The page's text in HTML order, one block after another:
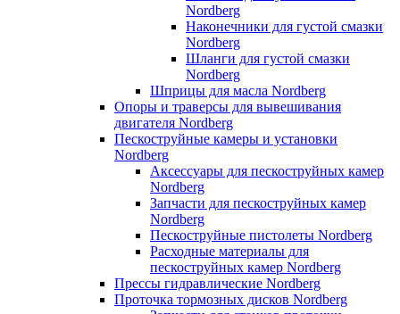
Nordberg
Наконечники для густой смазки
Nordberg
Шланги для густой смазки
Nordberg
Шприцы для масла Nordberg
Опоры и траверсы для вывешивания
двигателя Nordberg
Пескоструйные камеры и установки
Nordberg
Аксессуары для пескоструйных камер
Nordberg
Запчасти для пескоструйных камер
Nordberg
Пескоструйные пистолеты Nordberg
Расходные материалы для
пескоструйных камер Nordberg
Прессы гидравлические Nordberg
Проточка тормозных дисков Nordberg